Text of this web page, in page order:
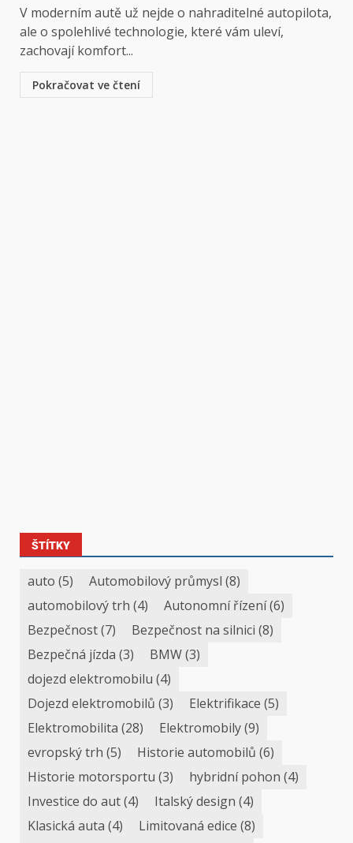
V moderním autě už nejde o nahraditelné autopilota,
ale o spolehlivé technologie, které vám uleví,
zachovají komfort...
Pokračovat ve čtení
ŠTÍTKY
auto (5) Automobilový průmysl (8)
automobilový trh (4) Autonomní řízení(6)
Bezpečnost(7) Bezpečnost na silnici (8)
Bezpečná jízda (3) BMW(3)
dojezd elektromobilu (4)
Dojezd elektromobilů (3) Elektrifikace (5)
Elektromobilita (28) Elektromobily(9)
evropský trh (5) Historie automobilů (6)
Historie motorsportu (3) hybridní pohon (4)
Investice do aut(4) Italský design (4)
Klasická auta (4) Limitovaná edice (8)